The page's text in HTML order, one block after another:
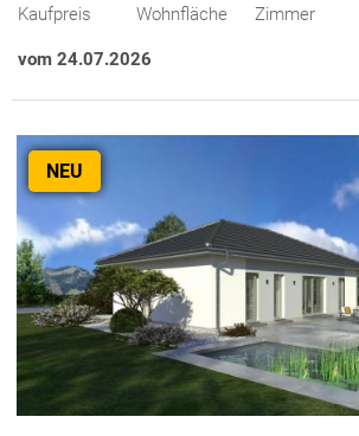
Kaufpreis Wohnfläche Zimmer
vom 24.07.2026
NEU